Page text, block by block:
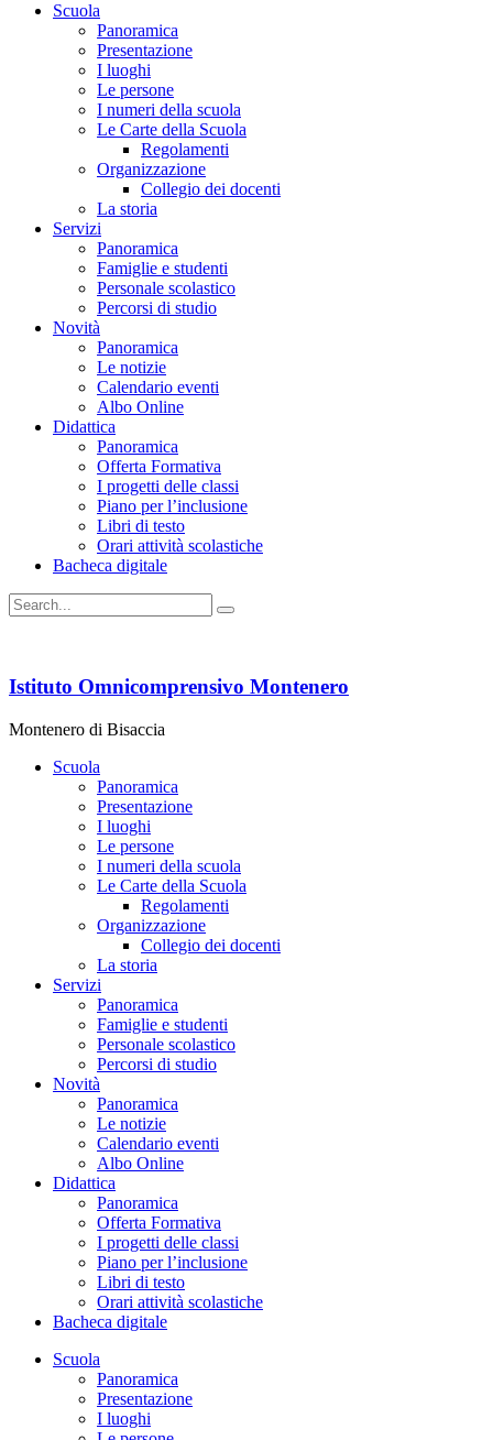
Scuola
Panoramica
Presentazione
I luoghi
Le persone
I numeri della scuola
Le Carte della Scuola
Regolamenti
Organizzazione
Collegio dei docenti
La storia
Servizi
Panoramica
Famiglie e studenti
Personale scolastico
Percorsi di studio
Novità
Panoramica
Le notizie
Calendario eventi
Albo Online
Didattica
Panoramica
Offerta Formativa
I progetti delle classi
Piano per l’inclusione
Libri di testo
Orari attività scolastiche
Bacheca digitale
Istituto Omnicomprensivo Montenero
Montenero di Bisaccia
Scuola
Panoramica
Presentazione
I luoghi
Le persone
I numeri della scuola
Le Carte della Scuola
Regolamenti
Organizzazione
Collegio dei docenti
La storia
Servizi
Panoramica
Famiglie e studenti
Personale scolastico
Percorsi di studio
Novità
Panoramica
Le notizie
Calendario eventi
Albo Online
Didattica
Panoramica
Offerta Formativa
I progetti delle classi
Piano per l’inclusione
Libri di testo
Orari attività scolastiche
Bacheca digitale
Scuola
Panoramica
Presentazione
I luoghi